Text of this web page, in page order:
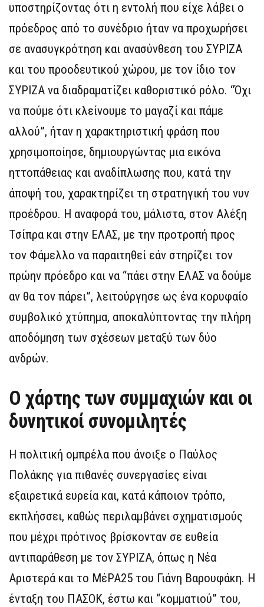
υποστηρίζοντας ότι η εντολή που είχε λάβει ο
πρόεδρος από το συνέδριο ήταν να προχωρήσει
σε ανασυγκρότηση και ανασύνθεση του ΣΥΡΙΖΑ
και του προοδευτικού χώρου, με τον ίδιο τον
ΣΥΡΙΖΑ να διαδραματίζει καθοριστικό ρόλο. “Όχι
να πούμε ότι κλείνουμε το μαγαζί και πάμε
αλλού”, ήταν η χαρακτηριστική φράση που
χρησιμοποίησε, δημιουργώντας μια εικόνα
ηττοπάθειας και αναδίπλωσης που, κατά την
άποψή του, χαρακτηρίζει τη στρατηγική του νυν
προέδρου. Η αναφορά του, μάλιστα, στον Αλέξη
Τσίπρα και στην ΕΛΑΣ, με την προτροπή προς
τον Φάμελλο να παραιτηθεί εάν στηρίζει τον
πρώην πρόεδρο και να “πάει στην ΕΛΑΣ να δούμε
αν θα τον πάρει”, λειτούργησε ως ένα κορυφαίο
συμβολικό χτύπημα, αποκαλύπτοντας την πλήρη
αποδόμηση των σχέσεων μεταξύ των δύο
ανδρών.
Ο χάρτης των συμμαχιών και οι
δυνητικοί συνομιλητές
Η πολιτική ομπρέλα που άνοιξε ο Παύλος
Πολάκης για πιθανές συνεργασίες είναι
εξαιρετικά ευρεία και, κατά κάποιον τρόπο,
εκπλήσσει, καθώς περιλαμβάνει σχηματισμούς
που μέχρι πρότινος βρίσκονταν σε ευθεία
αντιπαράθεση με τον ΣΥΡΙΖΑ, όπως η Νέα
Αριστερά και το ΜέΡΑ25 του Γιάνη Βαρουφάκη. Η
ένταξη του ΠΑΣΟΚ, έστω και “κομματιού” του,